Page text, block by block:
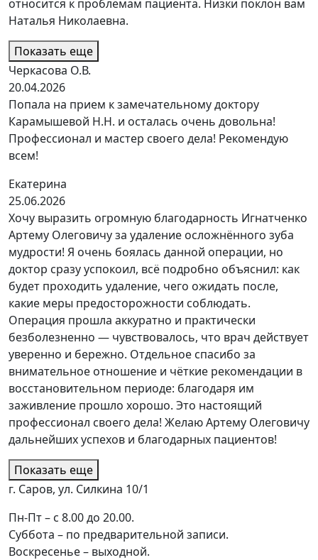
относится к проблемам пациента. Низки поклон вам
Наталья Николаевна.
Показать еще
Черкасова О.В.
20.04.2026
Попала на прием к замечательному доктору
Карамышевой Н.Н. и осталась очень довольна!
Профессионал и мастер своего дела! Рекомендую
всем!
Екатерина
25.06.2026
Хочу выразить огромную благодарность Игнатченко
Артему Олеговичу за удаление осложнённого зуба
мудрости! Я очень боялась данной операции, но
доктор сразу успокоил, всё подробно объяснил: как
будет проходить удаление, чего ожидать после,
какие меры предосторожности соблюдать.
Операция прошла аккуратно и практически
безболезненно — чувствовалось, что врач действует
уверенно и бережно. Отдельное спасибо за
внимательное отношение и чёткие рекомендации в
восстановительном периоде: благодаря им
заживление прошло хорошо. Это настоящий
профессионал своего дела! Желаю Артему Олеговичу
дальнейших успехов и благодарных пациентов!
Показать еще
г. Саров, ул. Силкина 10/1
Пн-Пт – с 8.00 до 20.00.
Суббота – по предварительной записи.
Воскресенье – выходной.